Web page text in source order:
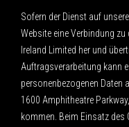
Sofern der Dienst auf
Website eine Verbindung
Ireland Limited her und
Auftragsverarbeitung kann
personenbezogenen Daten
1600 Amphitheatre
kommen. Beim Einsatz des